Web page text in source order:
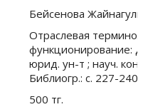
Бейсенова Жайнагуль
Отраслевая
функционирование:
юрид. ун-т ; науч.
Библиогр.: с. 227-240
500 тг.